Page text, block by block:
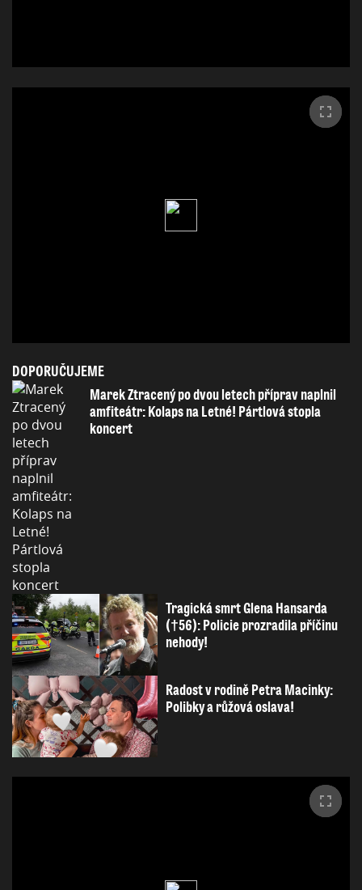
DOPORUČUJEME
Marek Ztracený po dvou letech příprav naplnil
amfiteátr: Kolaps na Letné! Pártlová stopla
koncert
Tragická smrt Glena Hansarda
(†56): Policie prozradila příčinu
nehody!
Radost v rodině Petra Macinky:
Polibky a růžová oslava!